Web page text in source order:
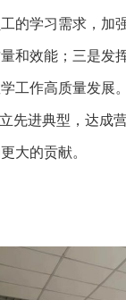
的学习需求，加
和效能；三是发
工作高质量发展
先进典型，达成
大的贡献。